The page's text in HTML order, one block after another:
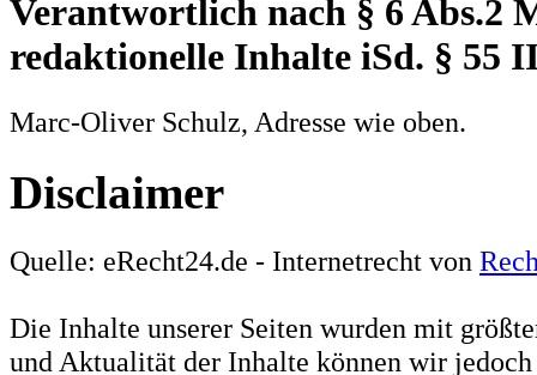
Verantwortlich nach § 6 Abs.2
redaktionelle Inhalte iSd. § 55
Marc-Oliver Schulz, Adresse wie oben.
Disclaimer
Quelle: eRecht24.de - Internetrecht von
Die Inhalte unserer Seiten wurden mit
und Aktualität der Inhalte können wir